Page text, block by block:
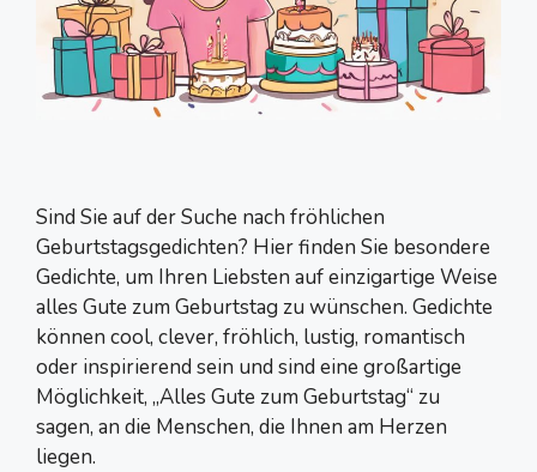
Sind Sie auf der Suche nach fröhlichen
Geburtstagsgedichten? Hier finden Sie besondere
Gedichte, um Ihren Liebsten auf einzigartige Weise
alles Gute zum Geburtstag zu wünschen. Gedichte
können cool, clever, fröhlich, lustig, romantisch
oder inspirierend sein und sind eine großartige
Möglichkeit, „Alles Gute zum Geburtstag“ zu
sagen, an die Menschen, die Ihnen am Herzen
liegen.